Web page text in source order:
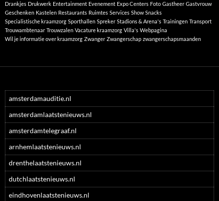
Drankjes Drukwerk Entertainment Evenement Expo Centers Foto Gastheer Gastvrouw
Geschenken Kastelen Restaurants Ruimtes Services Show Snacks
Specialistische kraamzorg Sporthallen Spreker Stadions & Arena's Trainingen Transport
Trouwambtenaar Trouwzalen Vacature kraamzorg Villa's Webpagina
Wil je informatie over kraamzorg Zwanger Zwangerschap zwangerschapsmaanden
amsterdamauditie.nl
amsterdamlaatstenieuws.nl
amsterdamtelegraaf.nl
arnhemlaatstenieuws.nl
drenthelaatstenieuws.nl
dutchlaatstenieuws.nl
eindhovenlaatstenieuws.nl